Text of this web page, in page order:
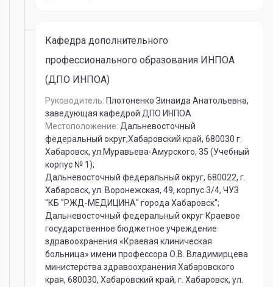
Кафедра дополнительного
профессионального образования ИНПОА
(ДПО ИНПОА)
Руководитель: Плотоненко Зинаида Анатольевна,
заведующая кафедрой ДПО ИНПОА
Местоположение: Дальневосточный
федеральный округ,Хабаровский край, 680030 г.
Хабаровск, ул.Муравьева-Амурского, 35 (Учебный
корпус № 1);
Дальневосточный федеральный округ, 680022, г.
Хабаровск, ул. Воронежская, 49, корпус 3/4, ЧУЗ
"КБ "РЖД-МЕДИЦИНА" города Хабаровск";
Дальневосточный федеральный округ Краевое
государственное бюджетное учреждение
здравоохранения «Краевая клиническая
больница» имени профессора О.В. Владимирцева
министерства здравоохранения Хабаровского
края, 680030, Хабаровский край, г. Хабаровск, ул.